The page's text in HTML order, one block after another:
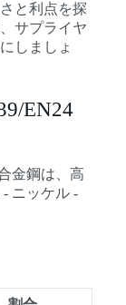
と利点を探
サプライヤ
しましょ
EN24
金鋼は、高
ニッケル -